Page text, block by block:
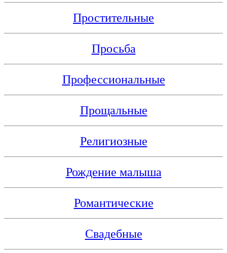
Простительные
Просьба
Профессиональные
Прощальные
Религиозные
Рождение малыша
Романтические
Свадебные